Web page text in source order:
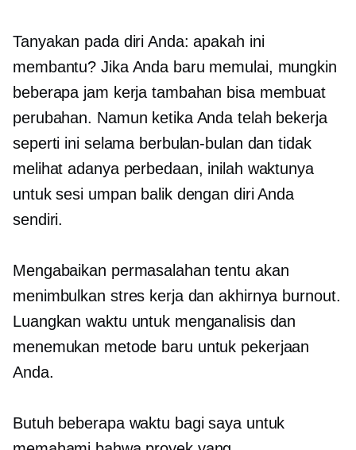
Tanyakan pada diri Anda: apakah ini
membantu? Jika Anda baru memulai, mungkin
beberapa jam kerja tambahan bisa membuat
perubahan. Namun ketika Anda telah bekerja
seperti ini selama berbulan-bulan dan tidak
melihat adanya perbedaan, inilah waktunya
untuk sesi umpan balik dengan diri Anda
sendiri.
Mengabaikan permasalahan tentu akan
menimbulkan stres kerja dan akhirnya burnout.
Luangkan waktu untuk menganalisis dan
menemukan metode baru untuk pekerjaan
Anda.
Butuh beberapa waktu bagi saya untuk